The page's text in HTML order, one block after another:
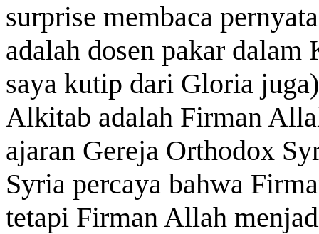
surprise membaca
adalah dosen pakar
saya kutip dari Gloria
Alkitab adalah Firman
ajaran Gereja Orthodox
Syria percaya bahwa
tetapi Firman Allah